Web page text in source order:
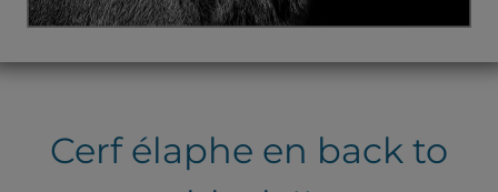
Cerf élaphe en back to